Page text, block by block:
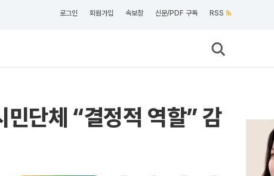
로그인 회원가입 속보창 신문/PDF 구독 RSS
단체 “결정적 역할” 감